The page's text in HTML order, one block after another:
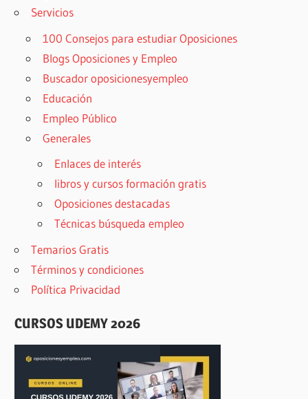
Servicios
100 Consejos para estudiar Oposiciones
Blogs Oposiciones y Empleo
Buscador oposicionesyempleo
Educación
Empleo Público
Generales
Enlaces de interés
libros y cursos formación gratis
Oposiciones destacadas
Técnicas búsqueda empleo
Temarios Gratis
Términos y condiciones
Política Privacidad
CURSOS UDEMY 2026